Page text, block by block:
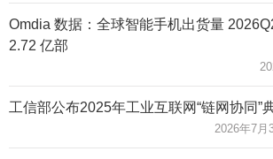
Omdia 数据：全球智能手机出货量
2.72 亿部
工信部公布2025年工业互联网“链网协同”
2026年7月